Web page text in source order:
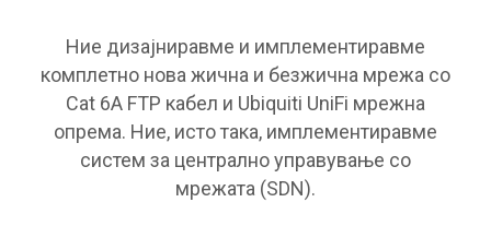
Ние дизајниравме и имплементиравме
комплетно нова жична и безжична мрежа со
Cat 6A FTP кабел и Ubiquiti UniFi мрежна
опрема. Ние, исто така, имплементиравме
систем за централно управување со
мрежата (SDN).